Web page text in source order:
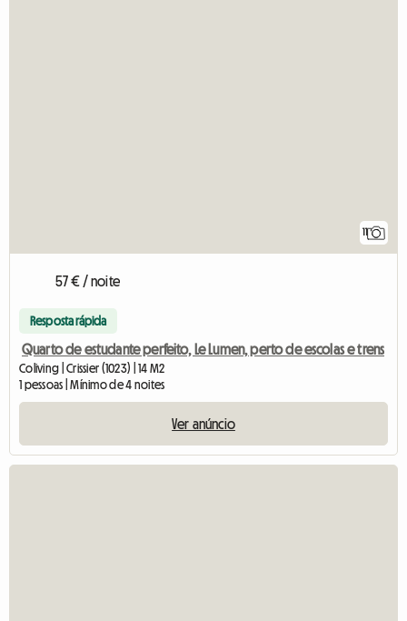
11
57 € / noite
Resposta rápida
Quarto de estudante perfeito, Le Lumen, perto de escolas e trens
Coliving | Crissier (1023) | 14 M2
1 pessoas | Mínimo de 4 noites
Ver anúncio